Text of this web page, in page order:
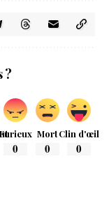
?
0
Mort
0
Clin d'œil
0